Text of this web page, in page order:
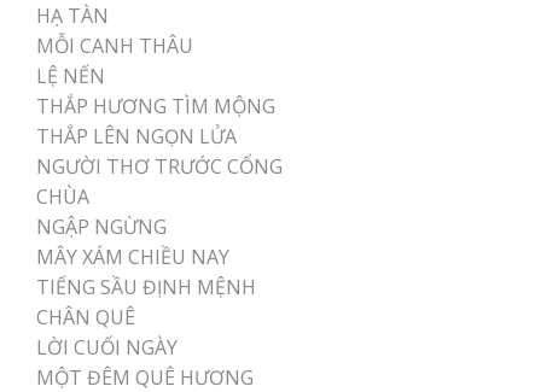
HẠ TÀN
MỖI CANH THÂU
LỆ NẾN
THẮP HƯƠNG TÌM MỘNG
THẮP LÊN NGỌN LỬA
NGƯỜI THƠ TRƯỚC CỔNG
CHÙA
NGẬP NGỪNG
MÂY XÁM CHIỀU NAY
TIẾNG SẦU ĐỊNH MỆNH
CHÂN QUÊ
LỜI CUỐI NGÀY
MỘT ĐÊM QUÊ HƯƠNG